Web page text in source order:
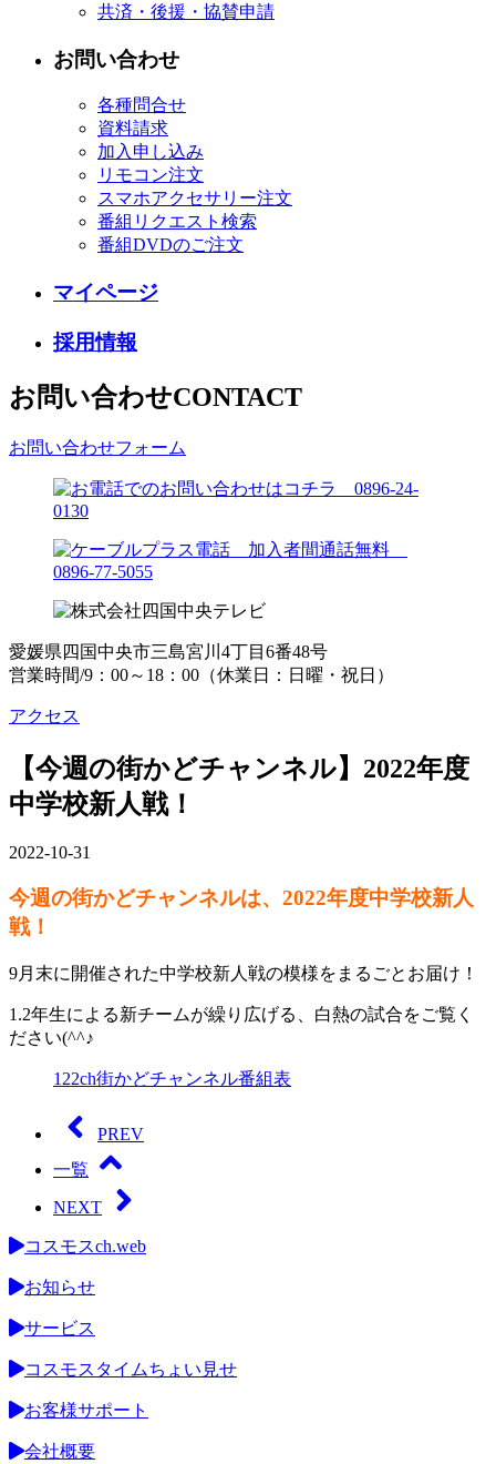
共済・後援・協賛申請
お問い合わせ
各種問合せ
資料請求
加入申し込み
リモコン注文
スマホアクセサリー注文
番組リクエスト検索
番組DVDのご注文
マイページ
採用情報
お問い合わせCONTACT
お問い合わせフォーム
愛媛県四国中央市三島宮川4丁目6番48号
営業時間/9：00～18：00（休業日：日曜・祝日）
アクセス
【今週の街かどチャンネル】2022年度
中学校新人戦！
2022-10-31
今週の街かどチャンネルは、2022年度中学校新人
戦！
9月末に開催された中学校新人戦の模様をまるごとお届け！
1.2年生による新チームが繰り広げる、白熱の試合をご覧く
ださい(^^♪
122ch街かどチャンネル番組表
PREV
一覧
NEXT
コスモスch.web
お知らせ
サービス
コスモスタイムちょい見せ
お客様サポート
会社概要